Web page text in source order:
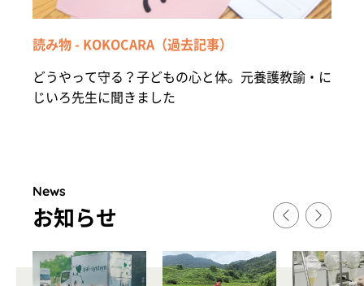
読み物 - KOKOCARA（過去記事）
どうやって守る？子どもの心と体。元養護教諭・に
じいろ先生に聞きました
News
お知らせ